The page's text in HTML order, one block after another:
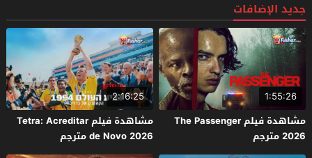
جديد الإضافات
1:55:26
مشاهدة فيلم The Passenger
2026 مترجم
2:16:25
مشاهدة فيلم Tetra: Acreditar
de Novo 2026 مترجم